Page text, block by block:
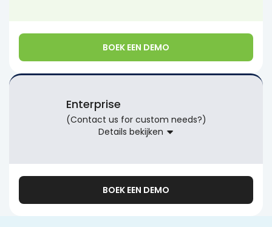
BOEK EEN DEMO
Enterprise
(Contact us for custom needs?)
Details bekijken
BOEK EEN DEMO